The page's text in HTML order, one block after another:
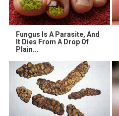
Fungus Is A Parasite, And
It Dies From A Drop Of
Plain...